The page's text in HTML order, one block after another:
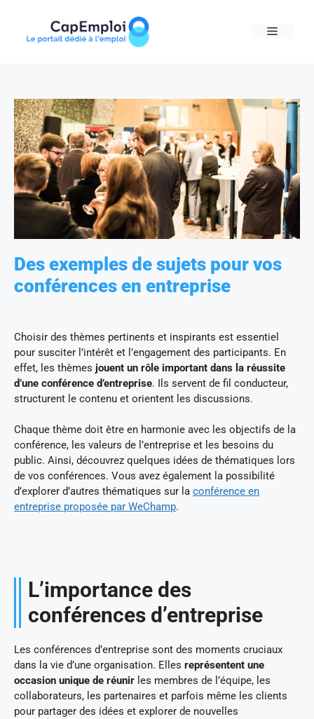
content
MENU
Des exemples de sujets pour vos
conférences en entreprise
Choisir des thèmes pertinents et inspirants est essentiel
pour susciter l’intérêt et l’engagement des participants. En
effet, les thèmes jouent un rôle important dans la réussite
d’une conférence d’entreprise. Ils servent de fil conducteur,
structurent le contenu et orientent les discussions.
Chaque thème doit être en harmonie avec les objectifs de la
conférence, les valeurs de l’entreprise et les besoins du
public. Ainsi, découvrez quelques idées de thématiques lors
de vos conférences. Vous avez également la possibilité
d’explorer d’autres thématiques sur la conférence en
entreprise proposée par WeChamp.
L’importance des
conférences d’entreprise
Les conférences d’entreprise sont des moments cruciaux
dans la vie d’une organisation. Elles représentent une
occasion unique de réunir les membres de l’équipe, les
collaborateurs, les partenaires et parfois même les clients
pour partager des idées et explorer de nouvelles